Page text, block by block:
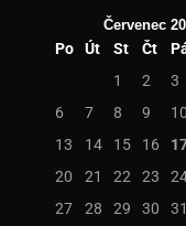
Červenec
Po Út St Čt
1
2 3
6
7 8 9 10
13
14 15 16
20
21 22 23
27
28 29 30
31